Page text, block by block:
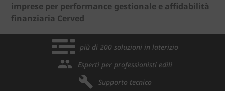
imprese per performance gestionale e affidabilità
finanziaria Cerved
più di 200 soluzioni in laterizio
Esperti per professionisti edili
Supporto tecnico